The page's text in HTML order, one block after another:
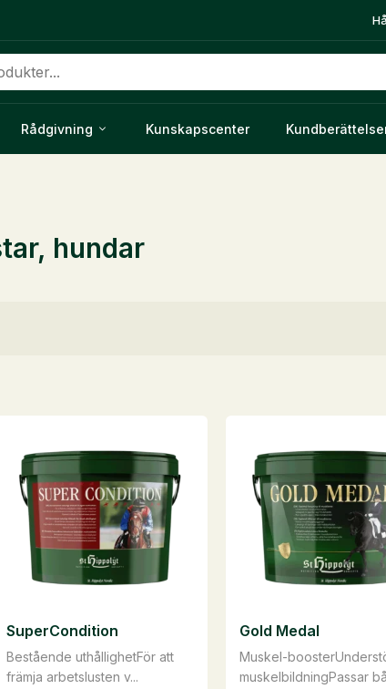
Rådgivning Kunskapscenter
hundar
Bestående uthållighetFör att
främja arbetslusten v...
SuperCondition
Muskel-
muskelbildningPassar
Gold Medal